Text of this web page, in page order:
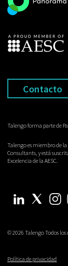
Contacto
Talengo forma parte de
Talengo es miembro de la
Consultants, y está
Excelencia de la AESC.
© 2026 Talengo Todos los
Política de privacidad